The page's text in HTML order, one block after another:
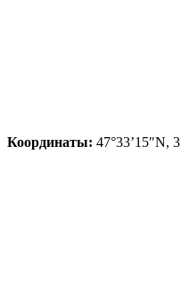
Координаты: 47°33’15″N,